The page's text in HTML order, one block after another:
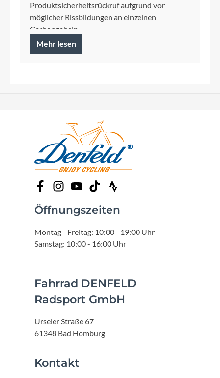
Produktsicherheitsrückruf aufgrund von
möglicher Rissbildungen an einzelnen
Carbongabeln
Mehr lesen
Öffnungszeiten
Montag - Freitag: 10:00 - 19:00 Uhr
Samstag: 10:00 - 16:00 Uhr
Fahrrad DENFELD
Radsport GmbH
Urseler Straße 67
61348 Bad Homburg
Kontakt